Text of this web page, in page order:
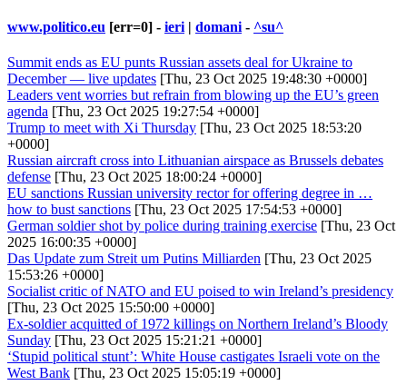
www.politico.eu [err=0] - ieri | domani - ^su^
Summit ends as EU punts Russian assets deal for Ukraine to
December — live updates [Thu, 23 Oct 2025 19:48:30 +0000]
Leaders vent worries but refrain from blowing up the EU’s green
agenda [Thu, 23 Oct 2025 19:27:54 +0000]
Trump to meet with Xi Thursday [Thu, 23 Oct 2025 18:53:20
+0000]
Russian aircraft cross into Lithuanian airspace as Brussels debates
defense [Thu, 23 Oct 2025 18:00:24 +0000]
EU sanctions Russian university rector for offering degree in …
how to bust sanctions [Thu, 23 Oct 2025 17:54:53 +0000]
German soldier shot by police during training exercise [Thu, 23 Oct
2025 16:00:35 +0000]
Das Update zum Streit um Putins Milliarden [Thu, 23 Oct 2025
15:53:26 +0000]
Socialist critic of NATO and EU poised to win Ireland’s presidency
[Thu, 23 Oct 2025 15:50:00 +0000]
Ex-soldier acquitted of 1972 killings on Northern Ireland’s Bloody
Sunday [Thu, 23 Oct 2025 15:21:21 +0000]
‘Stupid political stunt’: White House castigates Israeli vote on the
West Bank [Thu, 23 Oct 2025 15:05:19 +0000]